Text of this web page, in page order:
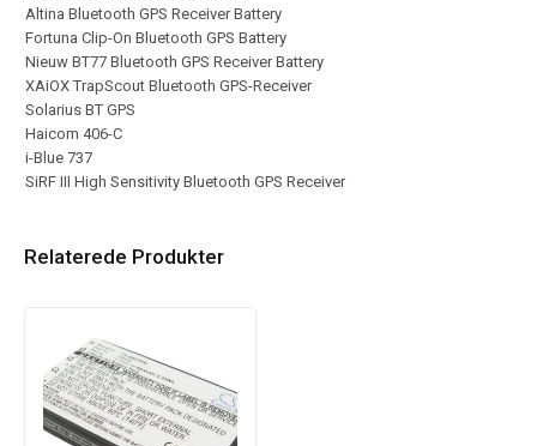
Altina Bluetooth GPS Receiver Battery
Fortuna Clip-On Bluetooth GPS Battery
Nieuw BT77 Bluetooth GPS Receiver Battery
XAiOX TrapScout Bluetooth GPS-Receiver
Solarius BT GPS
Haicom 406-C
i-Blue 737
SiRF III High Sensitivity Bluetooth GPS Receiver
Relaterede Produkter